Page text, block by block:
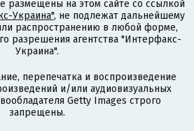
размещены на этом сайте со ссылкой
Украина", не подлежат дальнейшему
распространению в любой форме,
разрешения агентства "Интерфакс-
Украина".
перепечатка и воспроизведение
и/или аудиовизуальных
Getty Images строго
запрещены.